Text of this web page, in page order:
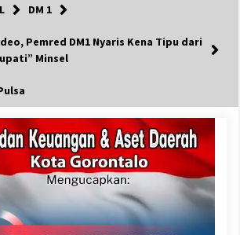
DM 1
Pemred DM1 Nyaris Kena Tipu dari
Minsel